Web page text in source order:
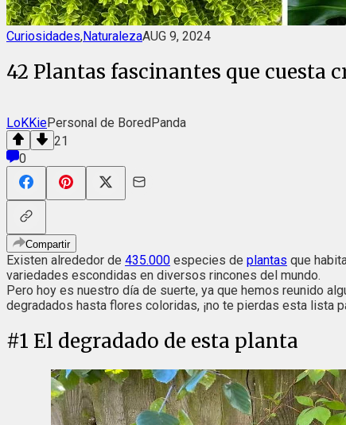
Curiosidades,NaturalezaAUG 9, 2024
42 Plantas fascinantes que cuesta
LoKKiePersonal de BoredPanda
21
0
Compartir
Existen alrededor de 435.000 especies de plantas que
variedades escondidas en diversos rincones del mundo.
Pero hoy es nuestro día de suerte, ya que hemos reunido
degradados hasta flores coloridas, ¡no te pierdas esta lista
#1 El degradado de esta planta